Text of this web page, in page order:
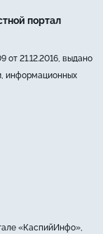
портал
21.12.2016, выдано
информационных
«КаспийИнфо»,